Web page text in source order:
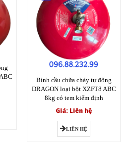
Bình cầu chữa cháy tự động
DRAGON loại bột XZFT8 ABC
8kg có tem kiểm định
Giá: Liên hệ
LIÊN HỆ